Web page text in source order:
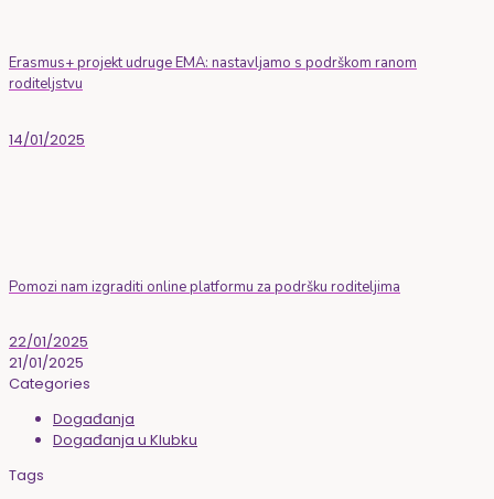
Erasmus+ projekt udruge EMA: nastavljamo s podrškom ranom
roditeljstvu
14/01/2025
Pomozi nam izgraditi online platformu za podršku roditeljima
22/01/2025
21/01/2025
Categories
Događanja
Događanja u Klubku
Tags